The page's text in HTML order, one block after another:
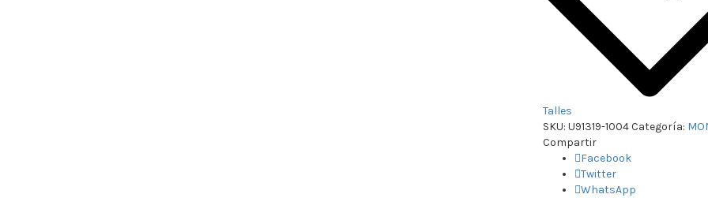
Talles
SKU: U91319-1004Categoría:
Compartir
Facebook
Twitter
WhatsApp